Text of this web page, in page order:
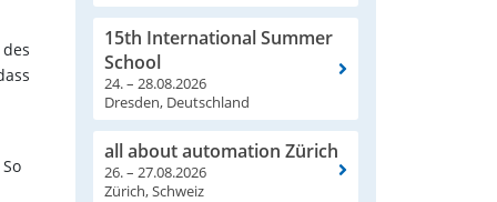
15th International Summer
School
24. – 28.08.2026
Dresden, Deutschland
all about automation Zürich
26. – 27.08.2026
Zürich, Schweiz